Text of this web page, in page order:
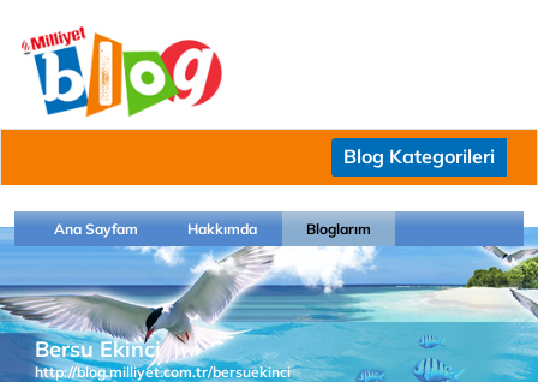
Blog Kategorileri
Ana Sayfam Hakkımda Bloglarım
Bersu Ekinci
http://blog.milliyet.com.tr/bersuekinci